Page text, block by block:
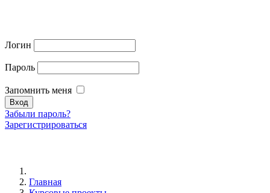
Логин
Пароль
Запомнить меня
Забыли пароль?
Зарегистрироваться
Главная